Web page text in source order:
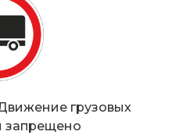
грузовых
запрещено